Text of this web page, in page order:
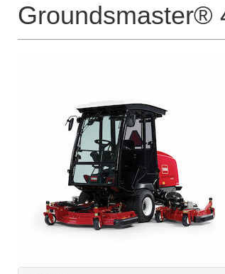
Groundsmaster®